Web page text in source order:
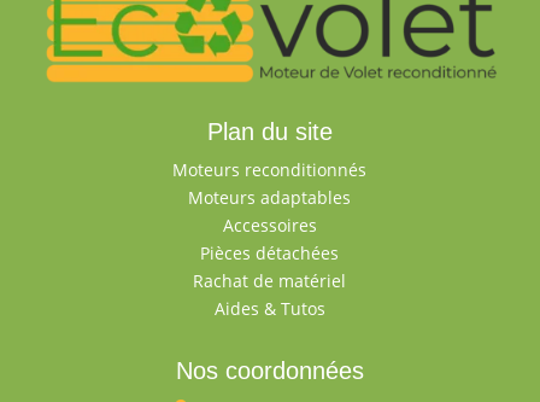
Plan du site
Moteurs reconditionnés
Moteurs adaptables
Accessoires
Pièces détachées
Rachat de matériel
Aides & Tutos
Nos coordonnées